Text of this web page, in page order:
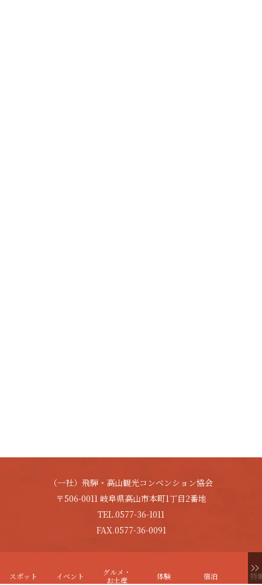
（一社）飛騨・高山観光コンベンション協会
〒506-0011 岐阜県高山市本町1丁目2番地
TEL.0577-36-1011
FAX.0577-36-0091
スポット イベント
グルメ・
お土産
体験 宿泊 特